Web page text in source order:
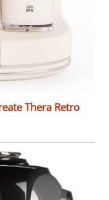
Thera Retro